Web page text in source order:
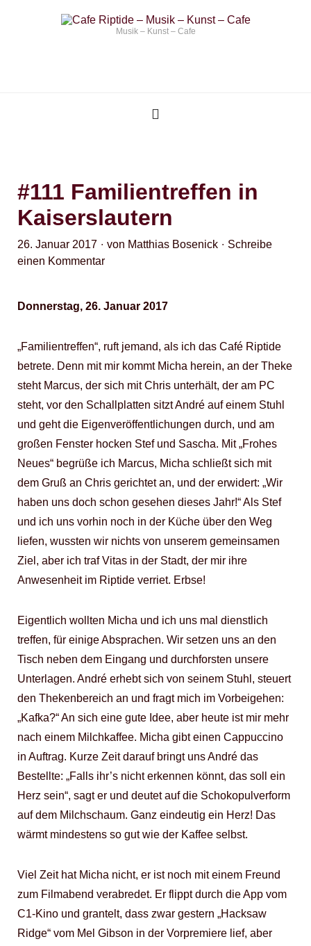
Musik – Kunst – Cafe
#111 Familientreffen in
Kaiserslautern
26. Januar 2017 von Matthias Bosenick
Schreibe
einen Kommentar
Donnerstag, 26. Januar 2017
„Familientreffen“, ruft jemand, als ich das Café Riptide
betrete. Denn mit mir kommt Micha herein, an der Theke
steht Marcus, der sich mit Chris unterhält, der am PC
steht, vor den Schallplatten sitzt André auf einem Stuhl
und geht die Eigenveröffentlichungen durch, und am
großen Fenster hocken Stef und Sascha. Mit „Frohes
Neues“ begrüße ich Marcus, Micha schließt sich mit
dem Gruß an Chris gerichtet an, und der erwidert: „Wir
haben uns doch schon gesehen dieses Jahr!“ Als Stef
und ich uns vorhin noch in der Küche über den Weg
liefen, wussten wir nichts von unserem gemeinsamen
Ziel, aber ich traf Vitas in der Stadt, der mir ihre
Anwesenheit im Riptide verriet. Erbse!
Eigentlich wollten Micha und ich uns mal dienstlich
treffen, für einige Absprachen. Wir setzen uns an den
Tisch neben dem Eingang und durchforsten unsere
Unterlagen. André erhebt sich von seinem Stuhl, steuert
den Thekenbereich an und fragt mich im Vorbeigehen:
„Kafka?“ An sich eine gute Idee, aber heute ist mir mehr
nach einem Milchkaffee. Micha gibt einen Cappuccino
in Auftrag. Kurze Zeit darauf bringt uns André das
Bestellte: „Falls ihr’s nicht erkennen könnt, das soll ein
Herz sein“, sagt er und deutet auf die Schokopulverform
auf dem Milchschaum. Ganz eindeutig ein Herz! Das
wärmt mindestens so gut wie der Kaffee selbst.
Viel Zeit hat Micha nicht, er ist noch mit einem Freund
zum Filmabend verabredet. Er flippt durch die App vom
C1-Kino und grantelt, dass zwar gestern „Hacksaw
Ridge“ vom Mel Gibson in der Vorpremiere lief, aber